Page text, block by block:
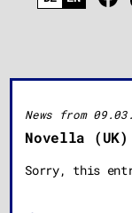
News from
Novella (UK)
Sorry, this